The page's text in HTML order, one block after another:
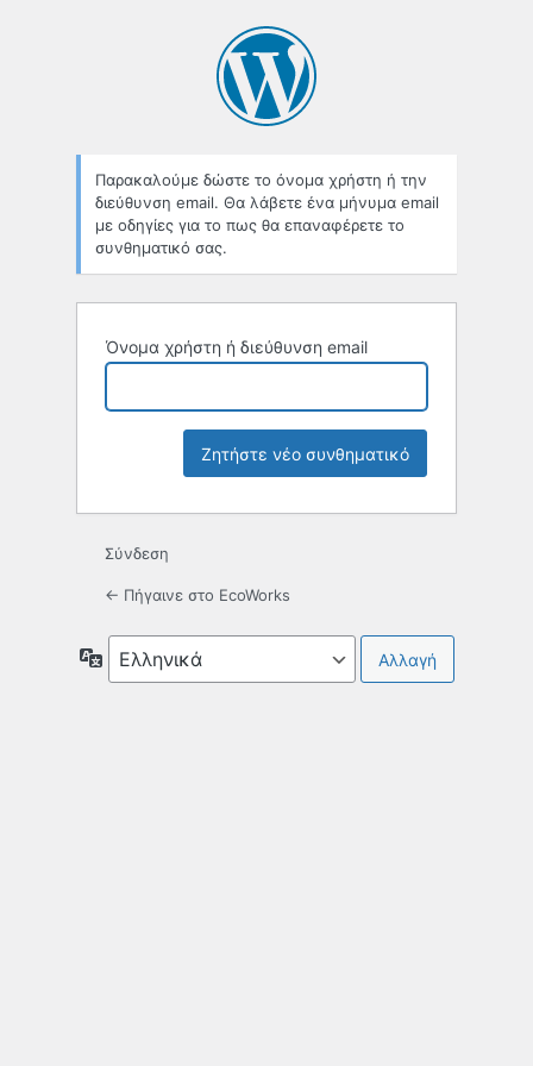
Παρακαλούμε δώστε το όνομα χρήστη ή την
διεύθυνση email. Θα λάβετε ένα μήνυμα email
με οδηγίες για το πως θα επαναφέρετε το
συνθηματικό σας.
Όνομα χρήστη ή διεύθυνση email
Σύνδεση
← Πήγαινε στο EcoWorks
Γλώσσα